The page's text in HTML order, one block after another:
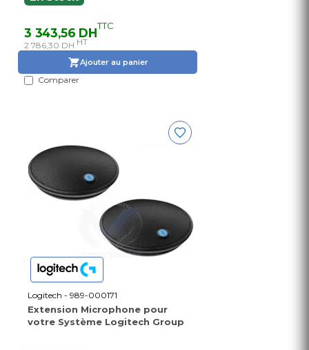
3 343,56 DHTTC
2 786,30 DH HT
Ajouter au panier
Comparer
Logitech - 989-000171
Extension Microphone pour
votre Système Logitech Group